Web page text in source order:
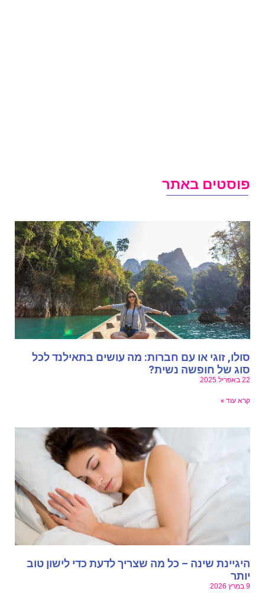
באתר
זוגי או עם חברות: מה עושים בתאילנד לכל
של חופשה נשית?
עוד »
שינה – כל מה שצריך לדעת כדי לישון טוב